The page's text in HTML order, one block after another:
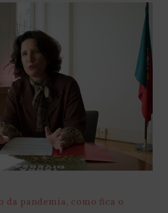
da pandemia, como fica o